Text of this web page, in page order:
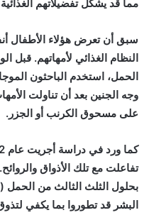
مما قد يشكل تفضيلاتهم
سبق أن تعرض هؤلاء الأطفال
الحمل، استخدم الباحثون
وجه الجنين بعد أن تناولت
على مسحوق الكرنب أو الجزر.
كما ورد في دراسة أجريت عام 2022
تفاعلت مع تلك الأذواق والروائح.
بحلول الثلث الثالث من الحمل
البشر قد تطوروا بما يكفي